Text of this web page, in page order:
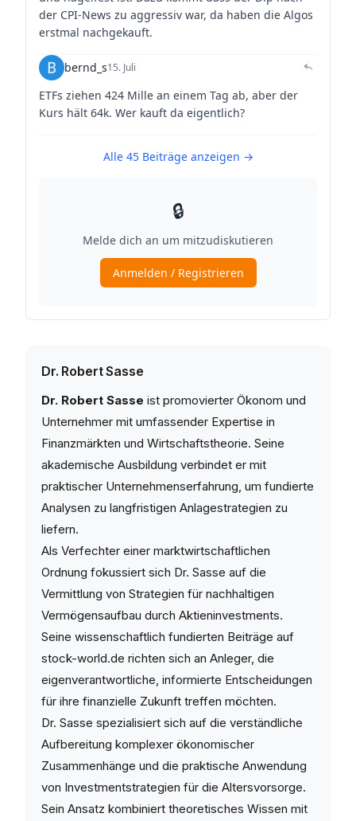
Dr. Robert Sasse
Dr. Robert Sasse ist promovierter Ökonom und
Unternehmer mit umfassender Expertise in
Finanzmärkten und Wirtschaftstheorie. Seine
akademische Ausbildung verbindet er mit
praktischer Unternehmenserfahrung, um fundierte
Analysen zu langfristigen Anlagestrategien zu
liefern.
Als Verfechter einer marktwirtschaftlichen
Ordnung fokussiert sich Dr. Sasse auf die
Vermittlung von Strategien für nachhaltigen
Vermögensaufbau durch Aktieninvestments.
Seine wissenschaftlich fundierten Beiträge auf
stock-world.de richten sich an Anleger, die
eigenverantwortliche, informierte Entscheidungen
für ihre finanzielle Zukunft treffen möchten.
Dr. Sasse spezialisiert sich auf die verständliche
Aufbereitung komplexer ökonomischer
Zusammenhänge und die praktische Anwendung
von Investmentstrategien für die Altersvorsorge.
Sein Ansatz kombiniert theoretisches Wissen mit